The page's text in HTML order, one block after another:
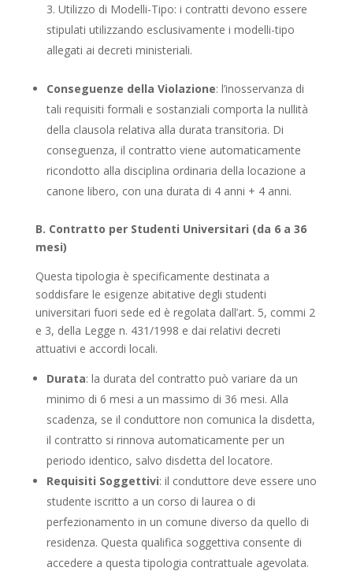
Utilizzo di Modelli-Tipo: i contratti devono essere
stipulati utilizzando esclusivamente i modelli-tipo
allegati ai decreti ministeriali.
Conseguenze della Violazione: l’inosservanza di
tali requisiti formali e sostanziali comporta la nullità
della clausola relativa alla durata transitoria. Di
conseguenza, il contratto viene automaticamente
ricondotto alla disciplina ordinaria della locazione a
canone libero, con una durata di 4 anni + 4 anni.
B. Contratto per Studenti Universitari (da 6 a 36
mesi)
Questa tipologia è specificamente destinata a
soddisfare le esigenze abitative degli studenti
universitari fuori sede ed è regolata dall’art. 5, commi 2
e 3, della Legge n. 431/1998 e dai relativi decreti
attuativi e accordi locali.
Durata: la durata del contratto può variare da un
minimo di 6 mesi a un massimo di 36 mesi. Alla
scadenza, se il conduttore non comunica la disdetta,
il contratto si rinnova automaticamente per un
periodo identico, salvo disdetta del locatore.
Requisiti Soggettivi: il conduttore deve essere uno
studente iscritto a un corso di laurea o di
perfezionamento in un comune diverso da quello di
residenza. Questa qualifica soggettiva consente di
accedere a questa tipologia contrattuale agevolata.